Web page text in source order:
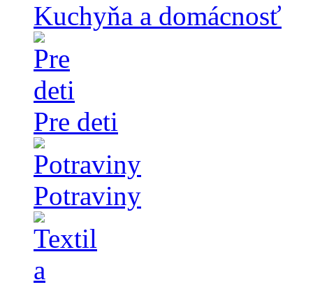
Kuchyňa a domácnosť
Pre deti
Potraviny